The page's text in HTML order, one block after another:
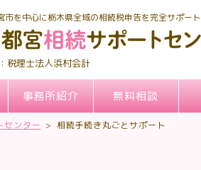
市を中心に栃木県全域の相続税申告を完全サポート
税理士法人浜村会計
事務所紹介 無料相談
センター > 相続手続き丸ごとサポート